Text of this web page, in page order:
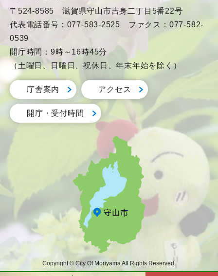
〒524-8585 滋賀県守山市吉身二丁目5番22号
代表電話番号：077-583-2525 ファクス：077-582-
0539
開庁時間：9時～16時45分
（土曜日、日曜日、祝休日、年末年始を除く）
庁舎案内 アクセス
開庁・受付時間
Copyright © City Of Moriyama All Rights Reserved.